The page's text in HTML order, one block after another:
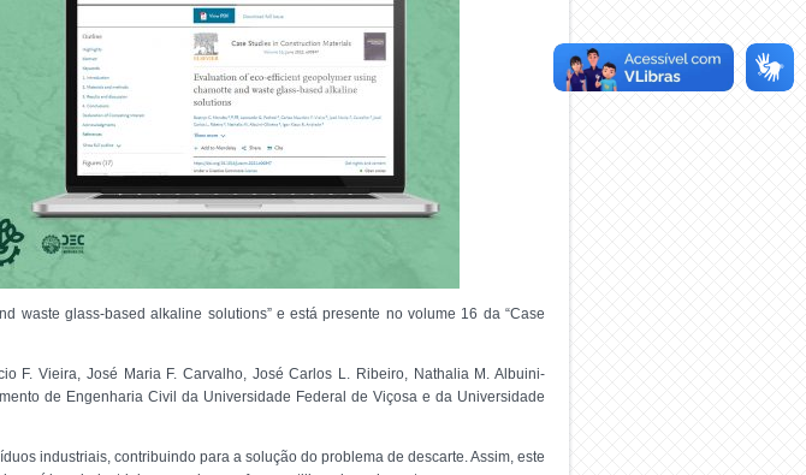
waste glass-based alkaline solutions” e está presente no volume 16 da “Case
F. Vieira, José Maria F. Carvalho, José Carlos L. Ribeiro, Nathalia M. Albuini-
de Engenharia Civil da Universidade Federal de Viçosa e da Universidade
industriais, contribuindo para a solução do problema de descarte. Assim, este